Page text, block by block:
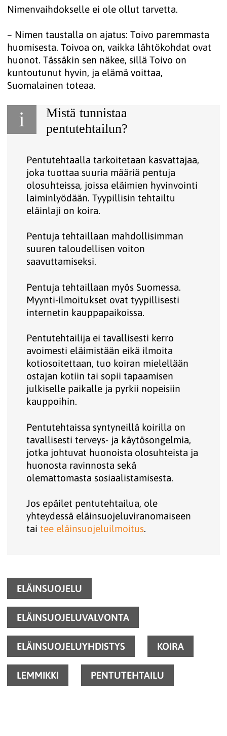
Nimenvaihdokselle ei ole ollut tarvetta.
– Nimen taustalla on ajatus: Toivo paremmasta
huomisesta. Toivoa on, vaikka lähtökohdat ovat
huonot. Tässäkin sen näkee, sillä Toivo on
kuntoutunut hyvin, ja elämä voittaa,
Suomalainen toteaa.
i
Mistä tunnistaa
pentutehtailun?
Pentutehtaalla tarkoitetaan kasvattajaa,
joka tuottaa suuria määriä pentuja
olosuhteissa, joissa eläimien hyvinvointi
laiminlyödään. Tyypillisin tehtailtu
eläinlaji on koira.
Pentuja tehtaillaan mahdollisimman
suuren taloudellisen voiton
saavuttamiseksi.
Pentuja tehtaillaan myös Suomessa.
Myynti-ilmoitukset ovat tyypillisesti
internetin kauppapaikoissa.
Pentutehtailija ei tavallisesti kerro
avoimesti eläimistään eikä ilmoita
kotiosoitettaan, tuo koiran mielellään
ostajan kotiin tai sopii tapaamisen
julkiselle paikalle ja pyrkii nopeisiin
kauppoihin.
Pentutehtaissa syntyneillä koirilla on
tavallisesti terveys- ja käytösongelmia,
jotka johtuvat huonoista olosuhteista ja
huonosta ravinnosta sekä
olemattomasta sosiaalistamisesta.
Jos epäilet pentutehtailua, ole
yhteydessä eläinsuojeluviranomaiseen
taitee eläinsuojeluilmoitus.
ELÄINSUOJELU
ELÄINSUOJELUVALVONTA
ELÄINSUOJELUYHDISTYS KOIRA
LEMMIKKI PENTUTEHTAILU